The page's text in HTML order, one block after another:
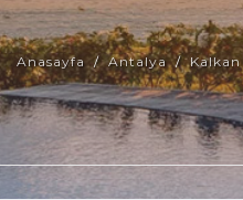
Anasayfa Antalya Kalkan